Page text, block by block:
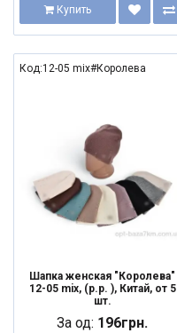
Купить
Код:12-05 mix#Королева
Шапка женская "Королева"
12-05 mix, (р.р. ), Китай, от 5
шт.
За од: 196грн.